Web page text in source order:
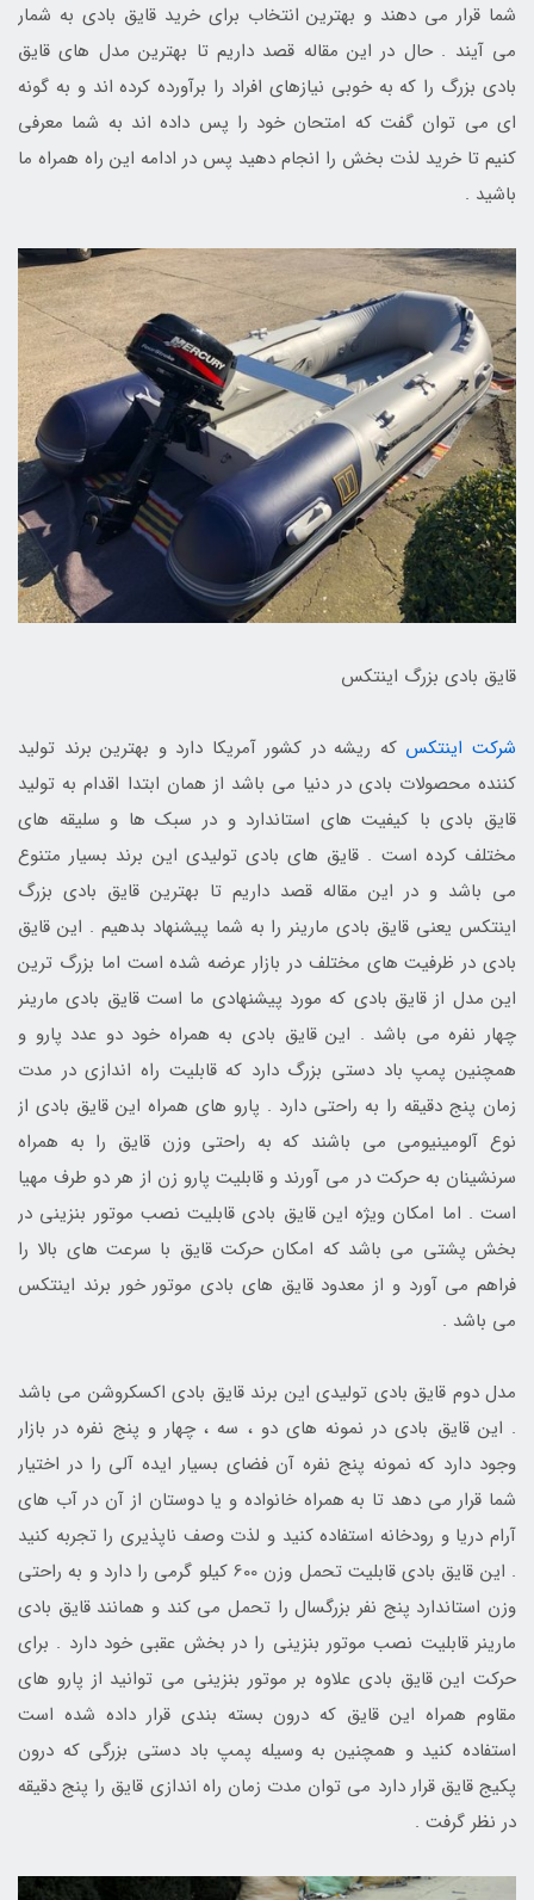
شما قرار می دهند و بهترین انتخاب برای خرید قایق بادی به شمار
می آیند . حال در این مقاله قصد داریم تا بهترین مدل های قایق
بادی بزرگ را که به خوبی نیازهای افراد را برآورده کرده اند و به گونه
ای می توان گفت که امتحان خود را پس داده اند به شما معرفی
کنیم تا خرید لذت بخش را انجام دهید پس در ادامه این راه همراه ما
باشید .
قایق بادی بزرگ اینتکس
شرکت اینتکس که ریشه در کشور آمریکا دارد و بهترین برند تولید
کننده محصولات بادی در دنیا می باشد از همان ابتدا اقدام به تولید
قایق بادی با کیفیت های استاندارد و در سبک ها و سلیقه های
مختلف کرده است . قایق های بادی تولیدی این برند بسیار متنوع
می باشد و در این مقاله قصد داریم تا بهترین قایق بادی بزرگ
اینتکس یعنی قایق بادی مارینر را به شما پیشنهاد بدهیم . این قایق
بادی در ظرفیت های مختلف در بازار عرضه شده است اما بزرگ ترین
این مدل از قایق بادی که مورد پیشنهادی ما است قایق بادی مارینر
چهار نفره می باشد . این قایق بادی به همراه خود دو عدد پارو و
همچنین پمپ باد دستی بزرگ دارد که قابلیت راه اندازی در مدت
زمان پنج دقیقه را به راحتی دارد . پارو های همراه این قایق بادی از
نوع آلومینیومی می باشند که به راحتی وزن قایق را به همراه
سرنشینان به حرکت در می آورند و قابلیت پارو زن از هر دو طرف مهیا
است . اما امکان ویژه این قایق بادی قابلیت نصب موتور بنزینی در
بخش پشتی می باشد که امکان حرکت قایق با سرعت های بالا را
فراهم می آورد و از معدود قایق های بادی موتور خور برند اینتکس
می باشد .
مدل دوم قایق بادی تولیدی این برند قایق بادی اکسکروشن می باشد
. این قایق بادی در نمونه های دو ، سه ، چهار و پنج نفره در بازار
وجود دارد که نمونه پنج نفره آن فضای بسیار ایده آلی را در اختیار
شما قرار می دهد تا به همراه خانواده و یا دوستان از آن در آب های
آرام دریا و رودخانه استفاده کنید و لذت وصف ناپذیری را تجربه کنید
. این قایق بادی قابلیت تحمل وزن 600 کیلو گرمی را دارد و به راحتی
وزن استاندارد پنج نفر بزرگسال را تحمل می کند و همانند قایق بادی
مارینر قابلیت نصب موتور بنزینی را در بخش عقبی خود دارد . برای
حرکت این قایق بادی علاوه بر موتور بنزینی می توانید از پارو های
مقاوم همراه این قایق که درون بسته بندی قرار داده شده است
استفاده کنید و همچنین به وسیله پمپ باد دستی بزرگی که درون
پکیج قایق قرار دارد می توان مدت زمان راه اندازی قایق را پنج دقیقه
در نظر گرفت .